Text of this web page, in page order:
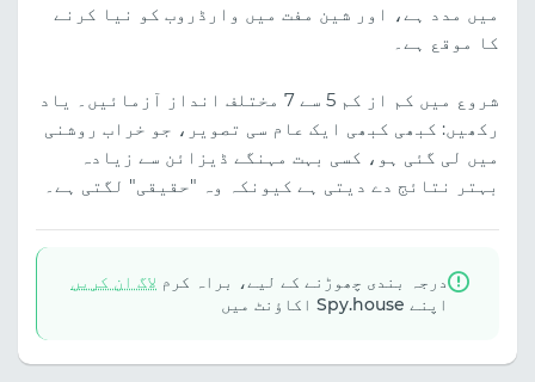
میں مدد ہے، اور شین مفت میں وارڈروب کو نیا کرنے
کا موقع ہے۔
شروع میں کم از کم 5 سے 7 مختلف انداز آزمائیں۔ یاد
رکھیں: کبھی کبھی ایک عام سی تصویر، جو خراب روشنی
میں لی گئی ہو، کسی بہت مہنگے ڈیزائن سے زیادہ
بہتر نتائج دے دیتی ہے کیونکہ وہ "حقیقی" لگتی ہے۔
درجہ بندی چھوڑنے کے لیے، براہ کرم لاگ ان کریں
اپنے Spy.house اکاؤنٹ میں